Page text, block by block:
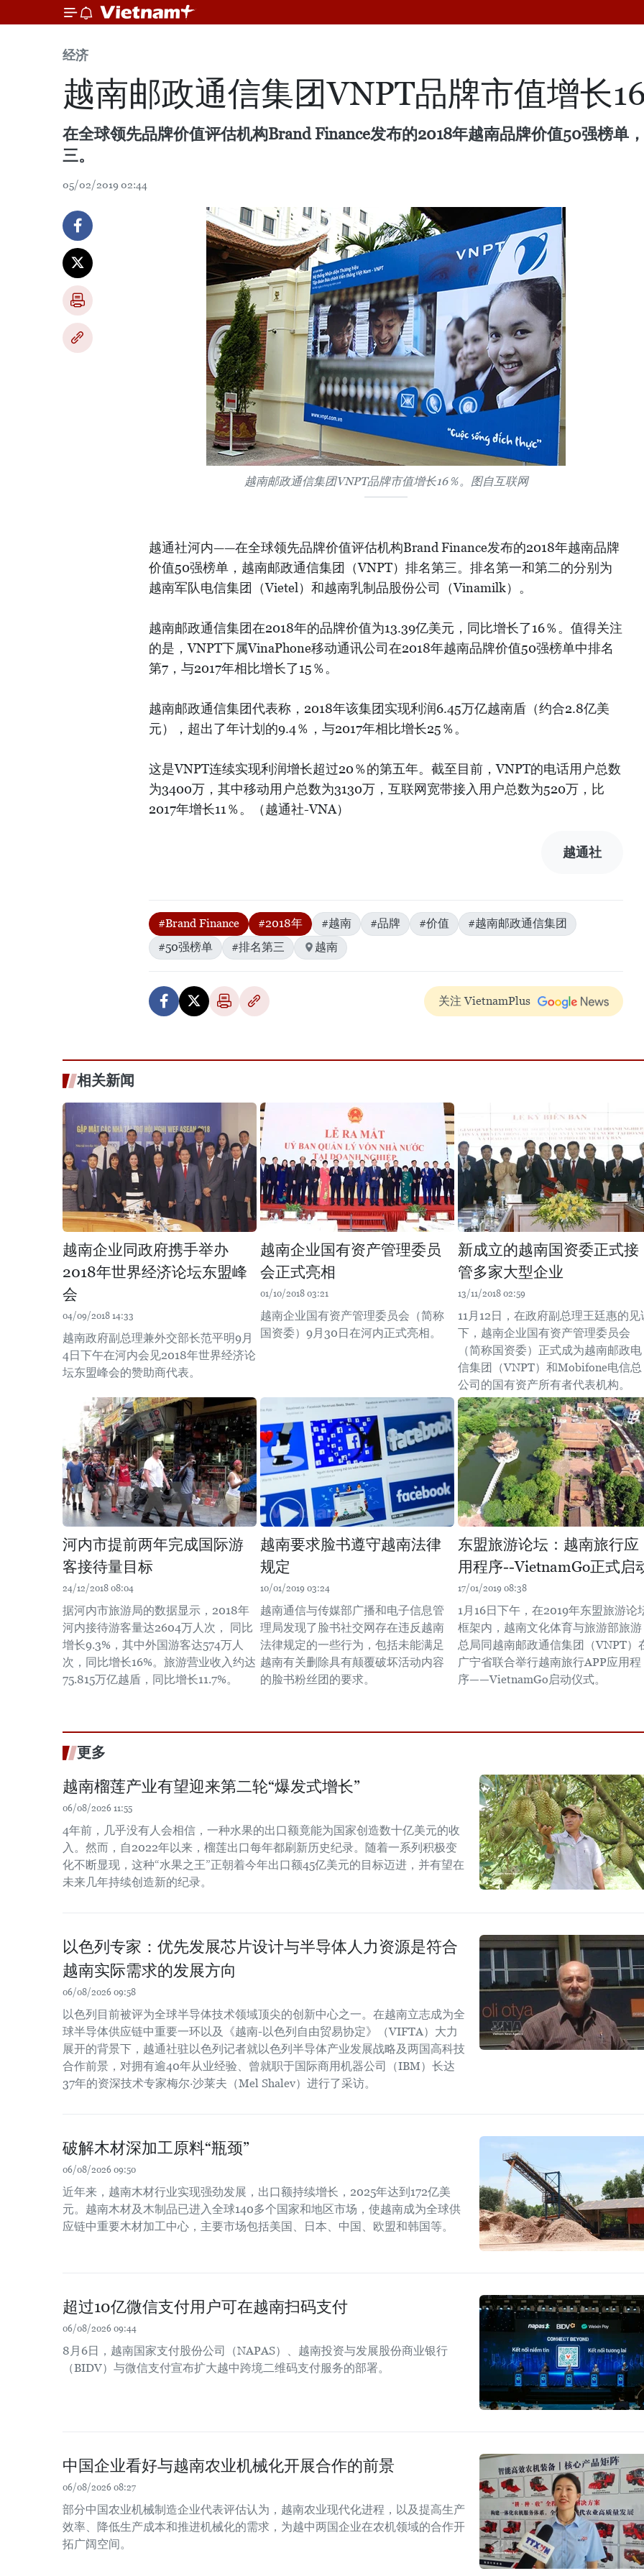
经济
越南邮政通信集团VNPT品牌市值增长
在全球领先品牌价值评估机构Brand Finance发布的2018年越南品牌价值50强榜单
三。
05/02/2019 02:44
越南邮政通信集团VNPT品牌市值增长16％。图自互联网
越通社河内——在全球领先品牌价值评估机构Brand Finance发布的2018年越南品牌
价值50强榜单，越南邮政通信集团（VNPT）排名第三。排名第一和第二的分别为
越南军队电信集团（Vietel）和越南乳制品股份公司（Vinamilk）。
越南邮政通信集团在2018年的品牌价值为13.39亿美元，同比增长了16％。值得关注
的是，VNPT下属VinaPhone移动通讯公司在2018年越南品牌价值50强榜单中排名
第7，与2017年相比增长了15％。
越南邮政通信集团代表称，2018年该集团实现利润6.45万亿越南盾（约合2.8亿美
元），超出了年计划的9.4％，与2017年相比增长25％。
这是VNPT连续实现利润增长超过20％的第五年。截至目前，VNPT的电话用户总数
为3400万，其中移动用户总数为3130万，互联网宽带接入用户总数为520万，比
2017年增长11％。（越通社-VNA）
越通社
#Brand Finance #2018年 #越南 #品牌 #价值
#越南邮政通信集团
#50强榜单
#排名第三 越南
关注 VietnamPlus
相关新闻
越南企业同政府携手举办
2018年世界经济论坛东盟峰
会
04/09/2018 14:33
越南政府副总理兼外交部长范平明9月
4日下午在河内会见2018年世界经济论
坛东盟峰会的赞助商代表。
越南企业国有资产管理委员
会正式亮相
01/10/2018 03:21
越南企业国有资产管理委员会（简称
国资委）9月30日在河内正式亮相。
新成立的越南国资委正式接
管多家大型企业
13/11/2018 02:59
11月12日，在政府副总理王廷惠的见
下，越南企业国有资产管理委员会
（简称国资委）正式成为越南邮政电
信集团（VNPT）和Mobifone电信总
公司的国有资产所有者代表机构。
河内市提前两年完成国际游
客接待量目标
24/12/2018 08:04
据河内市旅游局的数据显示，2018年
河内接待游客量达2604万人次， 同比
增长9.3%，其中外国游客达574万人
次，同比增长16%。旅游营业收入约达
75.815万亿越盾，同比增长11.7%。
越南要求脸书遵守越南法律
规定
10/01/2019 03:24
越南通信与传媒部广播和电子信息管
理局发现了脸书社交网存在违反越南
法律规定的一些行为，包括未能满足
越南有关删除具有颠覆破坏活动内容
的脸书粉丝团的要求。
东盟旅游论坛：越南旅行应
用程序--VietnamGo正式启
17/01/2019 08:38
1月16日下午，在2019年东盟旅游论
框架内，越南文化体育与旅游部旅游
总局同越南邮政通信集团（VNPT）
广宁省联合举行越南旅行APP应用程
序——VietnamGo启动仪式。
更多
越南榴莲产业有望迎来第二轮“爆发式增长”
06/08/2026 11:55
4年前，几乎没有人会相信，一种水果的出口额竟能为国家创造数十亿美元的收
入。然而，自2022年以来，榴莲出口每年都刷新历史纪录。随着一系列积极变
化不断显现，这种“水果之王”正朝着今年出口额45亿美元的目标迈进，并有望在
未来几年持续创造新的纪录。
以色列专家：优先发展芯片设计与半导体人力资源是符合
越南实际需求的发展方向
06/08/2026 09:58
以色列目前被评为全球半导体技术领域顶尖的创新中心之一。在越南立志成为全
球半导体供应链中重要一环以及《越南-以色列自由贸易协定》（VIFTA）大力
展开的背景下，越通社驻以色列记者就以色列半导体产业发展战略及两国高科技
合作前景，对拥有逾40年从业经验、曾就职于国际商用机器公司（IBM）长达
37年的资深技术专家梅尔·沙莱夫（Mel Shalev）进行了采访。
破解木材深加工原料“瓶颈”
06/08/2026 09:50
近年来，越南木材行业实现强劲发展，出口额持续增长，2025年达到172亿美
元。越南木材及木制品已进入全球140多个国家和地区市场，使越南成为全球供
应链中重要木材加工中心，主要市场包括美国、日本、中国、欧盟和韩国等。
超过10亿微信支付用户可在越南扫码支付
06/08/2026 09:44
8月6日，越南国家支付股份公司（NAPAS）、越南投资与发展股份商业银行
（BIDV）与微信支付宣布扩大越中跨境二维码支付服务的部署。
中国企业看好与越南农业机械化开展合作的前景
06/08/2026 08:27
部分中国农业机械制造企业代表评估认为，越南农业现代化进程，以及提高生产
效率、降低生产成本和推进机械化的需求，为越中两国企业在农机领域的合作开
拓广阔空间。